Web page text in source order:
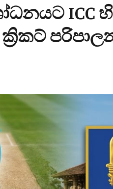
ICC
ක්‍රිකට්